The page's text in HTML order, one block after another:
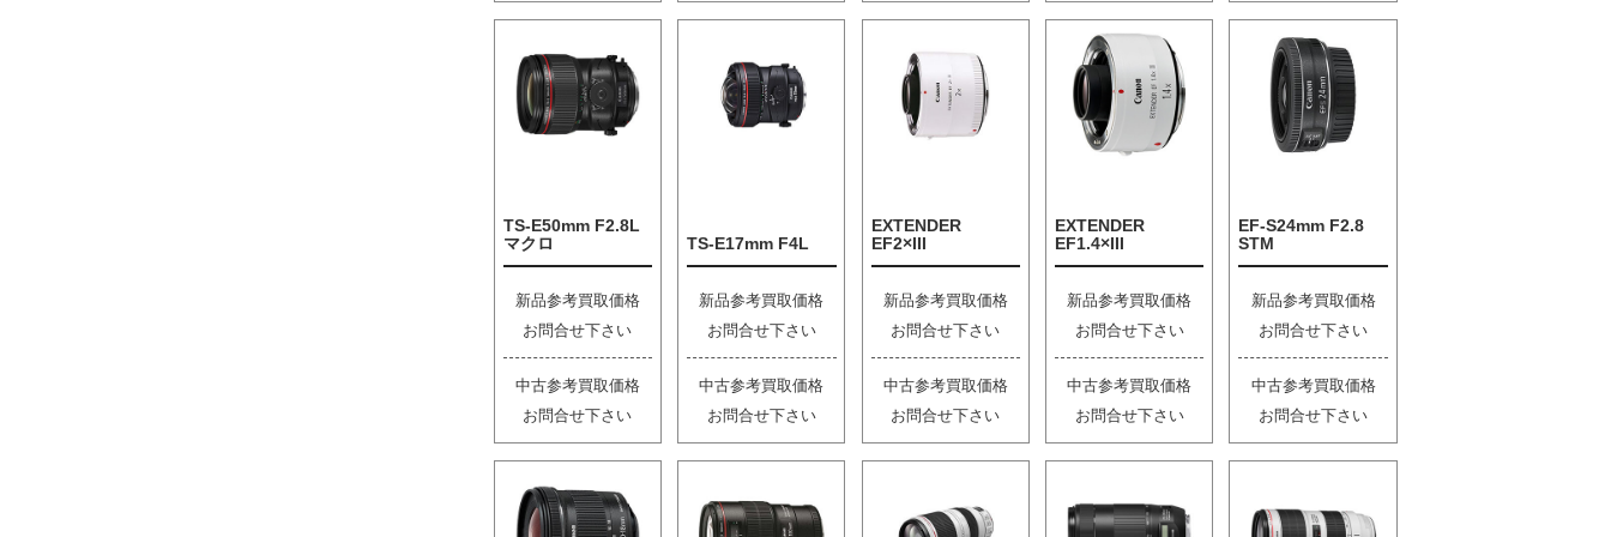
TS-E50mm F2.8L
マクロ
新品参考買取価格
お問合せ下さい
中古参考買取価格
お問合せ下さい
TS-E17mm F4L
新品参考買取価格
お問合せ下さい
中古参考買取価格
お問合せ下さい
EXTENDER
EF2×III
新品参考買取価格
お問合せ下さい
中古参考買取価格
お問合せ下さい
EXTENDER
EF1.4×III
新品参考買取価格
お問合せ下さい
中古参考買取価格
お問合せ下さい
EF-S24mm F2.8
STM
新品参考買取価格
お問合せ下さい
中古参考買取価格
お問合せ下さい